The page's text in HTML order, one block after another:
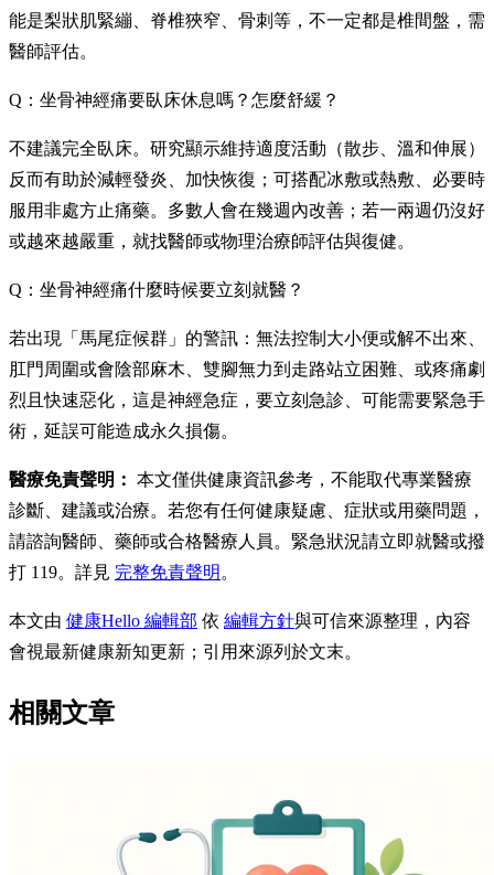
能是梨狀肌緊繃、脊椎狹窄、骨刺等，不一定都是椎間盤，需
醫師評估。
Q：坐骨神經痛要臥床休息嗎？怎麼舒緩？
不建議完全臥床。研究顯示維持適度活動（散步、溫和伸展）
反而有助於減輕發炎、加快恢復；可搭配冰敷或熱敷、必要時
服用非處方止痛藥。多數人會在幾週內改善；若一兩週仍沒好
或越來越嚴重，就找醫師或物理治療師評估與復健。
Q：坐骨神經痛什麼時候要立刻就醫？
若出現「馬尾症候群」的警訊：無法控制大小便或解不出來、
肛門周圍或會陰部麻木、雙腳無力到走路站立困難、或疼痛劇
烈且快速惡化，這是神經急症，要立刻急診、可能需要緊急手
術，延誤可能造成永久損傷。
醫療免責聲明： 本文僅供健康資訊參考，不能取代專業醫療
診斷、建議或治療。若您有任何健康疑慮、症狀或用藥問題，
請諮詢醫師、藥師或合格醫療人員。緊急狀況請立即就醫或撥
打 119。詳見 完整免責聲明 。
本文由 健康Hello 編輯部 依 編輯方針與可信來源整理，內容
會視最新健康新知更新；引用來源列於文末。
相關文章